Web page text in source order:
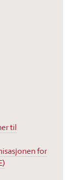
til
for